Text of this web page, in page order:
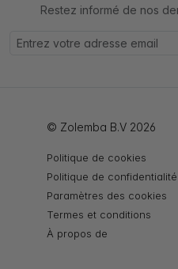
Restez informé de nos
© Zolemba B.V 2026
Politique de cookies
Politique de confidentialité
Paramètres des cookies
Termes et conditions
À propos de